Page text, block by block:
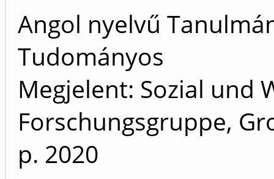
Angol nyelvű
Tudományos
Megjelent: Sozial und
Forschungsgruppe,
p. 2020